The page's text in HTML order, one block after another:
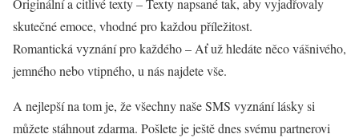
Originální a citlivé texty – Texty napsané tak, aby vyjadřovaly
skutečné emoce, vhodné pro každou příležitost.
Romantická vyznání pro každého – Ať už hledáte něco vášnivého,
jemného nebo vtipného, u nás najdete vše.
A nejlepší na tom je, že všechny naše SMS vyznání lásky si
můžete stáhnout zdarma. Pošlete je ještě dnes svému partnerovi